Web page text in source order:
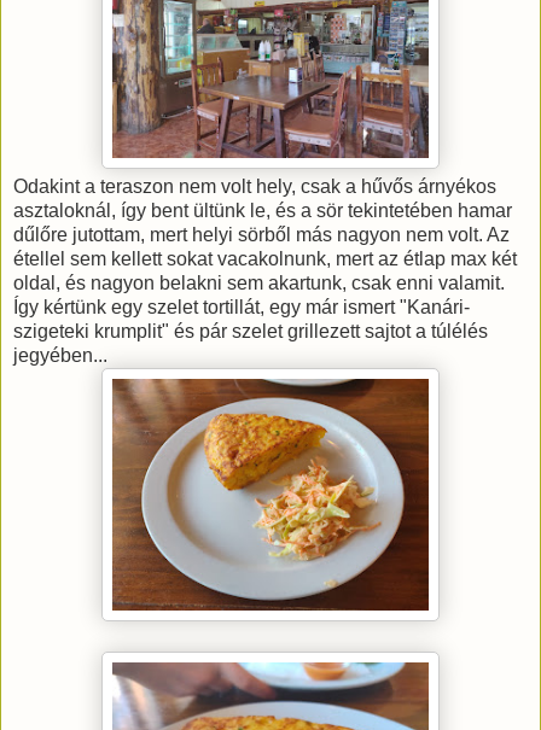
Odakint a teraszon nem volt hely, csak a hűvős árnyékos
asztaloknál, így bent ültünk le, és a sör tekintetében hamar
dűlőre jutottam, mert helyi sörből más nagyon nem volt. Az
étellel sem kellett sokat vacakolnunk, mert az étlap max két
oldal, és nagyon belakni sem akartunk, csak enni valamit.
Így kértünk egy szelet tortillát, egy már ismert "Kanári-
szigeteki krumplit" és pár szelet grillezett sajtot a túlélés
jegyében...